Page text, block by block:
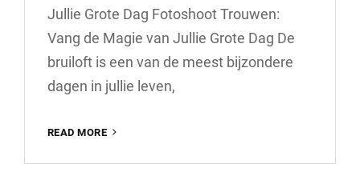
Jullie Grote Dag Fotoshoot Trouwen:
Vang de Magie van Jullie Grote Dag De
bruiloft is een van de meest bijzondere
dagen in jullie leven,
READ MORE
VANG